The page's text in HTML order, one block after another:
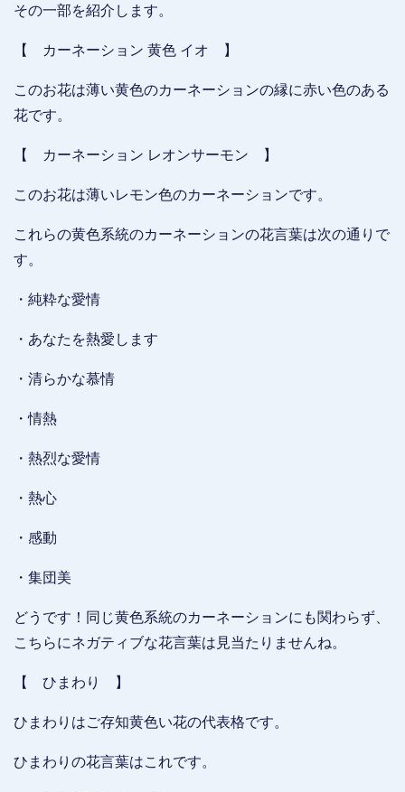
その一部を紹介します。
【 カーネーション 黄色 イオ 】
このお花は薄い黄色のカーネーションの縁に赤い色のある
花です。
【 カーネーション レオンサーモン 】
このお花は薄いレモン色のカーネーションです。
これらの黄色系統のカーネーションの花言葉は次の通りで
す。
・純粋な愛情
・あなたを熱愛します
・清らかな慕情
・情熱
・熱烈な愛情
・熱心
・感動
・集団美
どうです！同じ黄色系統のカーネーションにも関わらず、
こちらにネガティブな花言葉は見当たりませんね。
【 ひまわり 】
ひまわりはご存知黄色い花の代表格です。
ひまわりの花言葉はこれです。